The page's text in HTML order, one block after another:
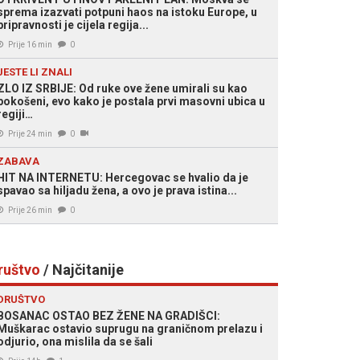
izazvati potpuni haos na istoku Europe, u
je cijela regija...
Prije 16 min 0
LI ZNALI
IZ SRBIJE: Od ruke ove žene umirali su kao
evo kako je postala prvi masovni ubica u
Prije 24 min 0
NA INTERNETU: Hercegovac se hvalio da je
sa hiljadu žena, a ovo je prava istina...
Prije 26 min 0
/ Najčitanije
OSTAO BEZ ŽENE NA GRADIŠCI:
ostavio suprugu na graničnom prelazu i
ona mislila da se šali